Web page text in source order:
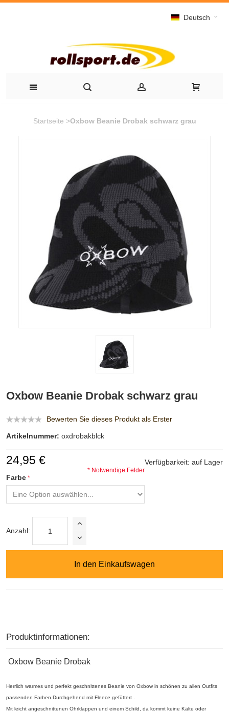
Deutsch
Startseite >Oxbow Beanie Drobak schwarz grau
Oxbow Beanie Drobak schwarz grau
Bewerten Sie dieses Produkt als Erster
Artikelnummer: oxdrobakblck
Verfügbarkeit: auf Lager
24,95 €
Farbe
* Notwendige Felder
Anzahl:
In den Einkaufswagen
Produktinformationen:
Oxbow Beanie Drobak
Herrlich warmes und perfekt geschnittenes Beanie von Oxbow in schönen zu allen Outfits
passenden Farben.Durchgehend mit Fleece gefüttert .
Mit leicht angeschnittenen Ohrklappen und einem Schild, da kommt keine Kälte oder